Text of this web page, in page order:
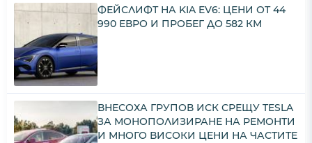
ФЕЙСЛИФТ НА KIA EV6: ЦЕНИ ОТ 44
990 ЕВРО И ПРОБЕГ ДО 582 КМ
ВНЕСОХА ГРУПОВ ИСК СРЕЩУ TESLA
ЗА МОНОПОЛИЗИРАНЕ НА РЕМОНТИ
И МНОГО ВИСОКИ ЦЕНИ НА ЧАСТИТЕ